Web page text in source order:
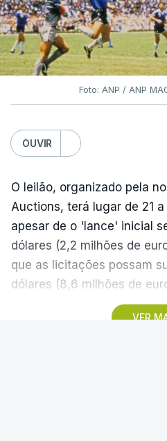
Foto: ANP / ANP
OUVIR
VER
O leilão, organizado pela
Auctions, terá lugar de 21
apesar de o 'lance' inicial
dólares (2,2 milhões de
que as licitações possam
dólares (8,6 milhões de
A camisola utilizada pelo